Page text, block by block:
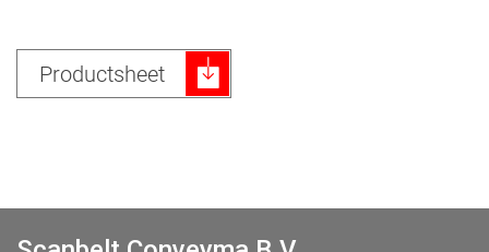
Productsheet